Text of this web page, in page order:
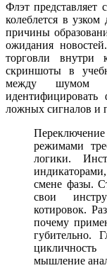
Флэт представляет
колеблется в
причины
ожидания
торговли внутри
скриншоты в
между шумом
идентифицировать
ложных сигналов и
режимами
логики.
смене фазы.
свои
котировок.
почему
губительно.
мышление